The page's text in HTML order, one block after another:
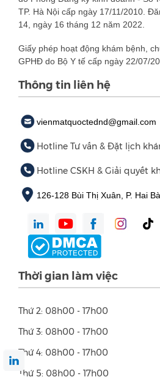
TP. Hà Nội cấp ngày 17/11/2010.
14, ngày 16 tháng 12 năm 2022.
Giấy phép hoạt động khám bệnh,
GPHĐ do Bộ Y tế cấp ngày 22/07/
Thông tin liên hệ
vienmatquoctednd@gmail.com
Hotline Tư vấn & Đặt lịch
Hotline CSKH & Giải quyết
126-128 Bùi Thị Xuân, P. Hai
Thời gian làm việc
Thứ 2: 08h00 - 17h00
Thứ 3: 08h00 - 17h00
Thứ 4: 08h00 - 17h00
Thứ 5: 08h00 - 17h00